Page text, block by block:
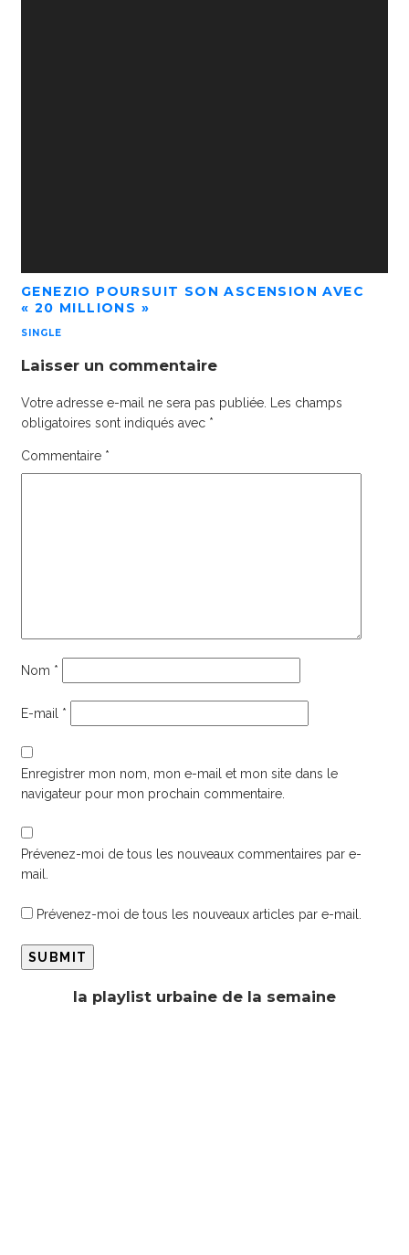
GENEZIO POURSUIT SON ASCENSION AVEC
« 20 MILLIONS »
SINGLE
Laisser un commentaire
Votre adresse e-mail ne sera pas publiée.
Les champs
obligatoires sont indiqués avec *
Commentaire *
Nom *
E-mail *
Enregistrer mon nom, mon e-mail et mon site dans le
navigateur pour mon prochain commentaire.
Prévenez-moi de tous les nouveaux commentaires par e-
mail.
Prévenez-moi de tous les nouveaux articles par e-mail.
la playlist urbaine de la semaine